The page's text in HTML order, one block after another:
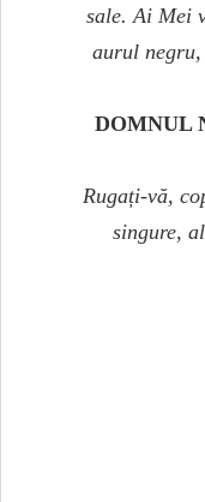
sale. Ai Mei
aurul negru,
DOMNUL
Rugați-vă,
singure,